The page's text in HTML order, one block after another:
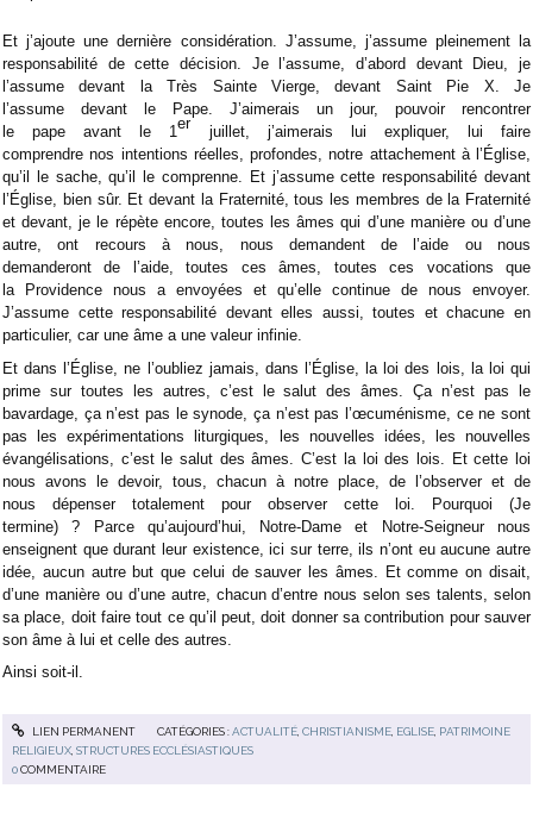
Et j’ajoute une dernière considération. J’assume, j’assume pleinement la
responsabilité de cette décision. Je l’assume, d’abord devant Dieu, je
l’assume devant la Très Sainte Vierge, devant Saint Pie X. Je
l’assume devant le Pape. J’aimerais un jour, pouvoir rencontrer
le pape avant le 1er juillet, j’aimerais lui expliquer, lui faire
comprendre nos intentions réelles, profondes, notre attachement à l’Église,
qu’il le sache, qu’il le comprenne. Et j’assume cette responsabilité devant
l’Église, bien sûr. Et devant la Fraternité, tous les membres de la Fraternité
et devant, je le répète encore, toutes les âmes qui d’une manière ou d’une
autre, ont recours à nous, nous demandent de l’aide ou nous
demanderont de l’aide, toutes ces âmes, toutes ces vocations que
la Providence nous a envoyées et qu’elle continue de nous envoyer.
J’assume cette responsabilité devant elles aussi, toutes et chacune en
particulier, car une âme a une valeur infinie.
Et dans l’Église, ne l’oubliez jamais, dans l’Église, la loi des lois, la loi qui
prime sur toutes les autres, c’est le salut des âmes. Ça n’est pas le
bavardage, ça n’est pas le synode, ça n’est pas l’œcuménisme, ce ne sont
pas les expérimentations liturgiques, les nouvelles idées, les nouvelles
évangélisations, c’est le salut des âmes. C’est la loi des lois. Et cette loi
nous avons le devoir, tous, chacun à notre place, de l’observer et de
nous dépenser totalement pour observer cette loi. Pourquoi (Je
termine) ? Parce qu’aujourd’hui, Notre-Dame et Notre-Seigneur nous
enseignent que durant leur existence, ici sur terre, ils n’ont eu aucune autre
idée, aucun autre but que celui de sauver les âmes. Et comme on disait,
d’une manière ou d’une autre, chacun d’entre nous selon ses talents, selon
sa place, doit faire tout ce qu’il peut, doit donner sa contribution pour sauver
son âme à lui et celle des autres.
Ainsi soit-il.
LIEN PERMANENT CATÉGORIES :ACTUALITÉ, CHRISTIANISME, EGLISE, PATRIMOINE
RELIGIEUX ,STRUCTURES ECCLÉSIASTIQUES
0COMMENTAIRE